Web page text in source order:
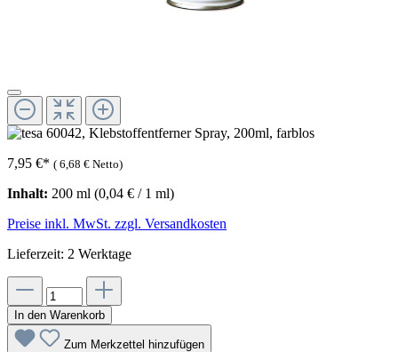
7,95 €* ( 6,68 € Netto)
Inhalt: 200 ml (0,04 € / 1 ml)
Preise inkl. MwSt. zzgl. Versandkosten
Lieferzeit: 2 Werktage
In den Warenkorb
Zum Merkzettel hinzufügen